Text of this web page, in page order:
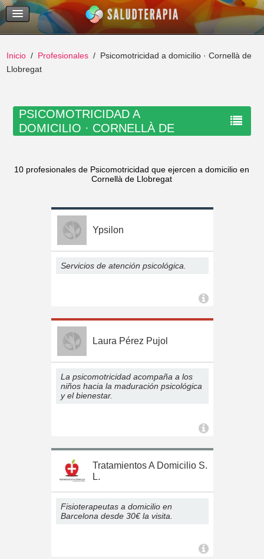
Temas Recientes
Buscar
Inicio Profesionales
Psicomotricidad a domicilio · Cornellà de
Llobregat
PSICOMOTRICIDAD A
DOMICILIO · CORNELLÀ DE
10 profesionales de Psicomotricidad que ejercen a domicilio en
Cornellà de Llobregat
Ypsilon
Servicios de atención psicológica.
Laura Pérez Pujol
La psicomotricidad acompaña a los
niños hacia la maduración psicológica
y el bienestar.
Tratamientos A Domicilio S.
L.
Fisioterapeutas a domicilio en
Barcelona desde 30€ la visita.